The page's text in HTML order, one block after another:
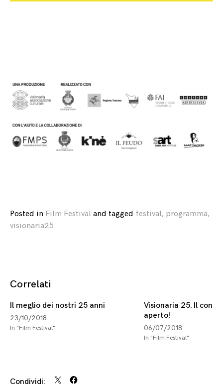
Posted in Film Festival and tagged festival, programma,
visionaria25
Correlati
Il meglio dei nostri 25 anni
23/10/2018
In "Film Festival"
Visionaria 25. Il
aperto!
06/07/2018
In "Film Festival"
Condividi: